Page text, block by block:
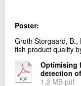
Poster:
Groth Storgaard, B.,
fish product quality
Optimising
detection
1,2 MB pdf